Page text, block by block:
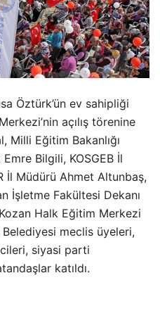
Öztürk’ün ev sahipliği
açılış törenine
Milli Eğitim Bakanlığı
Emre Bilgili, KOSGEB İl
İl Müdürü Ahmet Altunbaş,
İşletme Fakültesi Dekanı
Halk Eğitim Merkezi
meclis üyeleri,
siyasi parti
katıldı.